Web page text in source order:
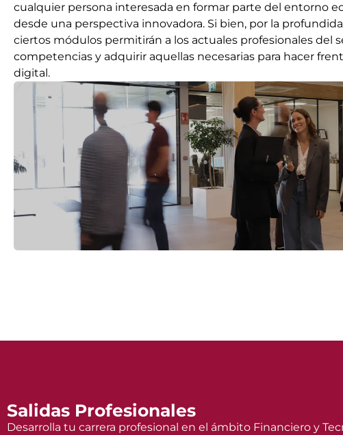
cualquier persona interesada en formar parte del entorno
desde una perspectiva innovadora. Si bien, por la
ciertos módulos permitirán a los actuales profesionales del
competencias y adquirir aquellas necesarias para hacer
digital.
Salidas Profesionales
Desarrolla tu carrera profesional en el ámbito Financiero y